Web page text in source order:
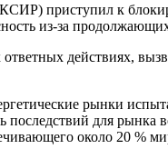
приступил к
из-за
действиях,
рынки
для рынка
около 20 %